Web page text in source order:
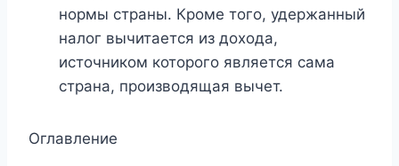
нормы страны. Кроме того, удержанный
налог вычитается из дохода,
источником которого является сама
страна, производящая вычет.
Оглавление